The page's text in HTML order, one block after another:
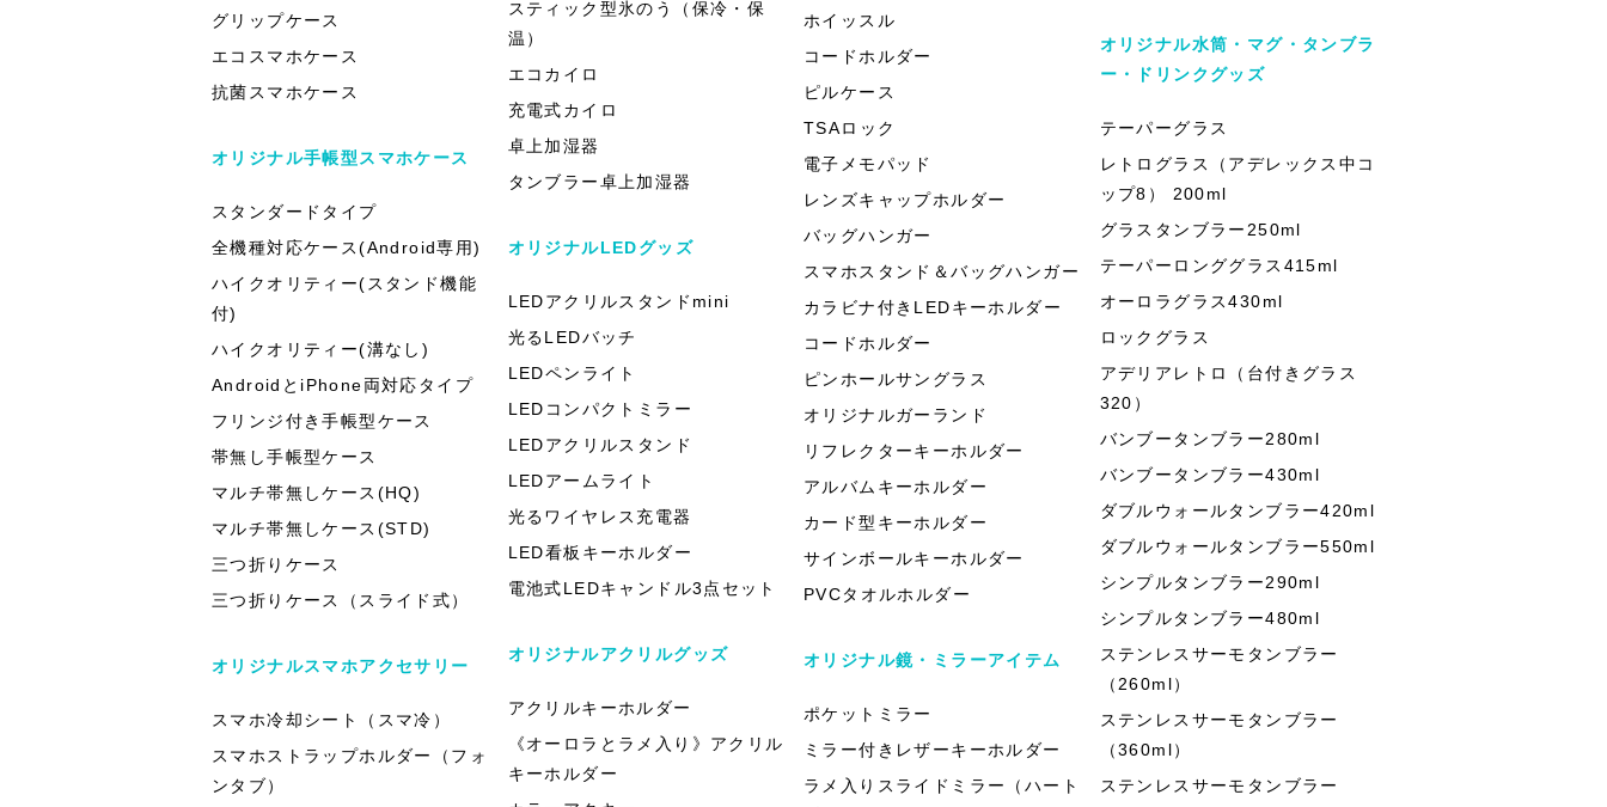
グリップケース
エコスマホケース
抗菌スマホケース
オリジナル手帳型スマホケース
スタンダードタイプ
全機種対応ケース(Android専用)
ハイクオリティー(スタンド機能
付)
ハイクオリティー(溝なし)
AndroidとiPhone両対応タイプ
フリンジ付き手帳型ケース
帯無し手帳型ケース
マルチ帯無しケース(HQ)
マルチ帯無しケース(STD)
三つ折りケース
三つ折りケース（スライド式）
オリジナルスマホアクセサリー
スマホ冷却シート（スマ冷）
スマホストラップホルダー（フォ
ンタブ）
スティック型氷のう（保冷・保
温）
エコカイロ
充電式カイロ
卓上加湿器
タンブラー卓上加湿器
オリジナルLEDグッズ
LEDアクリルスタンドmini
光るLEDバッチ
LEDペンライト
LEDコンパクトミラー
LEDアクリルスタンド
LEDアームライト
光るワイヤレス充電器
LED看板キーホルダー
電池式LEDキャンドル3点セット
オリジナルアクリルグッズ
アクリルキーホルダー
《オーロラとラメ入り》アクリル
キーホルダー
ホイッスル
コードホルダー
ピルケース
TSAロック
電子メモパッド
レンズキャップホルダー
バッグハンガー
スマホスタンド＆バッグハンガー
カラビナ付きLEDキーホルダー
コードホルダー
ピンホールサングラス
オリジナルガーランド
リフレクターキーホルダー
アルバムキーホルダー
カード型キーホルダー
サインボールキーホルダー
PVCタオルホルダー
オリジナル鏡・ミラーアイテム
ポケットミラー
ミラー付きレザーキーホルダー
ラメ入りスライドミラー（ハート
オリジナル水筒・マグ・タンブラ
ー・ドリンクグッズ
テーパーグラス
レトログラス（アデレックス中コ
ップ8） 200ml
グラスタンブラー250ml
テーパーロンググラス415ml
オーロラグラス430ml
ロックグラス
アデリアレトロ（台付きグラス
320）
バンブータンブラー280ml
バンブータンブラー430ml
ダブルウォールタンブラー420ml
ダブルウォールタンブラー550ml
シンプルタンブラー290ml
シンプルタンブラー480ml
ステンレスサーモタンブラー
（260ml）
ステンレスサーモタンブラー
（360ml）
ステンレスサーモタンブラー